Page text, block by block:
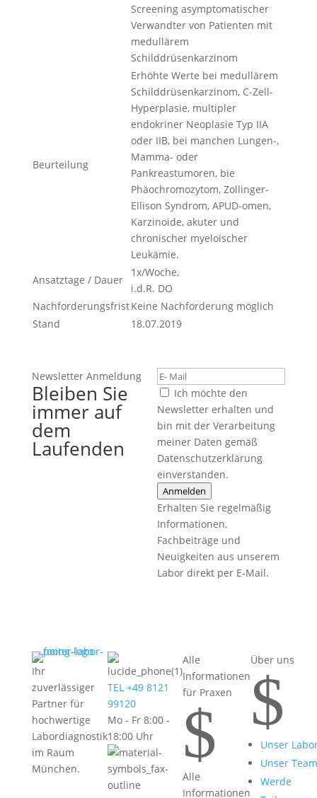
Screening asymptomatischer
Verwandter von Patienten mit
medullärem
Schilddrüsenkarzinom
Beurteilung
Erhöhte Werte bei medullärem
Schilddrüsenkarzinom, C-Zell-
Hyperplasie, multipler
endokriner Neoplasie Typ IIA
oder IIB, bei manchen Lungen-,
Mamma- oder
Pankreastumoren, bie
Phäochromozytom, Zollinger-
Ellison Syndrom, APUD-omen,
Karzinoide, akuter und
chronischer myeloischer
Leukämie.
Ansatztage / Dauer
1x/Woche,
i.d.R. DO
NachforderungsfristKeine Nachforderung möglich
Stand
18.07.2019
Newsletter Anmeldung
Bleiben Sie
immer auf
dem
Laufenden
Ich möchte den
Newsletter erhalten und
bin mit der Verarbeitung
meiner Daten gemäß
Datenschutzerklärung
einverstanden.
Anmelden
Erhalten Sie regelmäßig
Informationen,
Fachbeiträge und
Neuigkeiten aus unserem
Labor direkt per E-Mail.
Ihr
zuverlässiger
Partner für
hochwertige
Labordiagnostik
im Raum
München.
TEL +49 8121
99120
Mo - Fr 8:00 -
18:00 Uhr
Alle
Informationen
für Praxen
$
Alle
Informationen
Über uns
$
Unser
Unser Team
Werde